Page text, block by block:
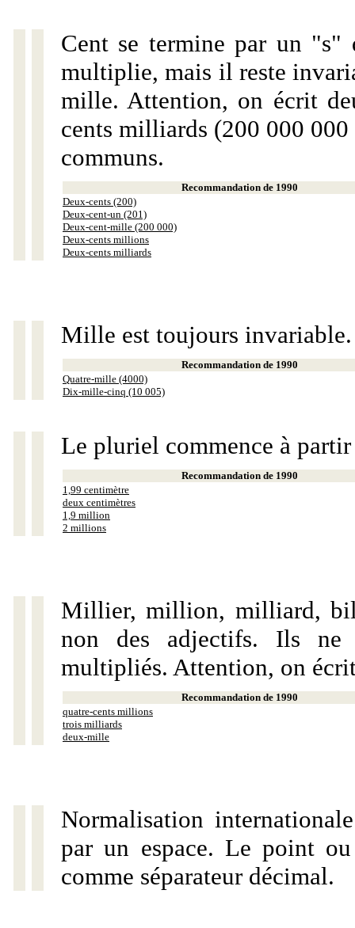
Cent se termine par un "s"
multiplie, mais il reste
mille. Attention, on écrit
cents milliards (200 000
communs.
Recommandation de 1990
Deux-cents (200)
Deux-cent-un (201)
Deux-cent-mille (200 000)
Deux-cents millions
Deux-cents milliards
Mille est toujours invariable.
Recommandation de 1990
Quatre-mille (4000)
Dix-mille-cinq (10 005)
Le pluriel commence à
Recommandation de 1990
1,99 centimètre
deux centimètres
1,9 million
2 millions
Millier, million, milliard,
non des adjectifs. Ils ne
multipliés. Attention, on
Recommandation de 1990
quatre-cents millions
trois milliards
deux-mille
Normalisation
par un espace. Le point
comme séparateur décimal.